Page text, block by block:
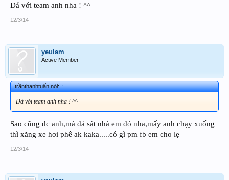
Đá với team anh nha ! ^^
12/3/14
yeulam
Active Member
trầnthanhtuấn nói:↑
Đá với team anh nha ! ^^
Sao cũng dc anh,mà đá sát nhà em đó nha,mấy anh chạy xuống
thì xăng xe hơi phê ak kaka.....có gì pm fb em cho lẹ
12/3/14